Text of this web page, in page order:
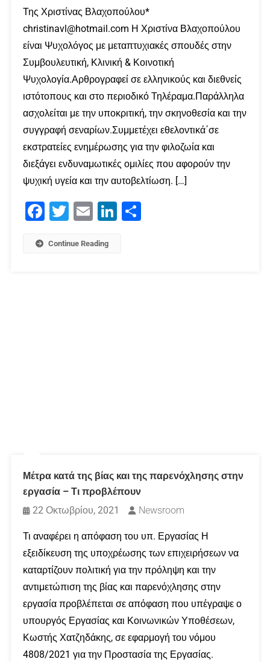
Της Χριστίνας Βλαχοπούλου*
christinavl@hotmail.com Η Χριστίνα Βλαχοπούλου
είναι Ψυχολόγος με μεταπτυχιακές σπουδές στην
Συμβουλευτική, Κλινική & Κοινοτική
Ψυχολογία.Αρθρογραφεί σε ελληνικούς και διεθνείς
ιστότοπους και στο περιοδικό Τηλέραμα.Παράλληλα
ασχολείται με την υποκριτική, την σκηνοθεσία και την
συγγραφή σεναρίων.Συμμετέχει εθελοντικά΄σε
εκστρατείες ενημέρωσης για την φιλοζωία και
διεξάγει ενδυναμωτικές ομιλίες που αφορούν την
ψυχική υγεία και την αυτοβελτίωση. […]
Facebook
Twitter Email LinkedIn
Continue Reading
Μέτρα κατά της βίας και της παρενόχλησης στην
εργασία – Τι προβλέπουν
22 Οκτωβρίου, 2021
Newsroom
Τι αναφέρει η απόφαση του υπ. Εργασίας Η
εξειδίκευση της υποχρέωσης των επιχειρήσεων να
καταρτίζουν πολιτική για την πρόληψη και την
αντιμετώπιση της βίας και παρενόχλησης στην
εργασία προβλέπεται σε απόφαση που υπέγραψε ο
υπουργός Εργασίας και Κοινωνικών Υποθέσεων,
Κωστής Χατζηδάκης, σε εφαρμογή του νόμου
4808/2021 για την Προστασία της Εργασίας.